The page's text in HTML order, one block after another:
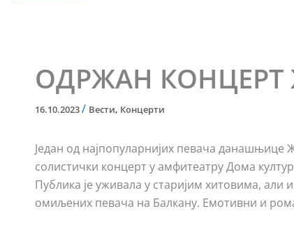
ОДРЖАН
16.10.2023/ Вести, Концерти
Један од најпопуларнијих певача данашњице
солистички концерт у амфитеатру Дома
Публика је уживала у старијим хитовима,
омиљених певача на Балкану. Емотивни и